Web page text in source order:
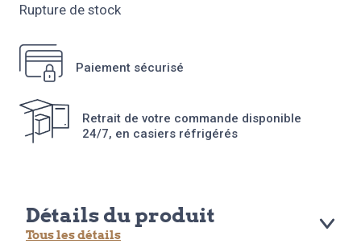
Rupture de stock
Paiement sécurisé
Retrait de votre commande disponible
24/7, en casiers réfrigérés
Détails du produit
Tous les détails